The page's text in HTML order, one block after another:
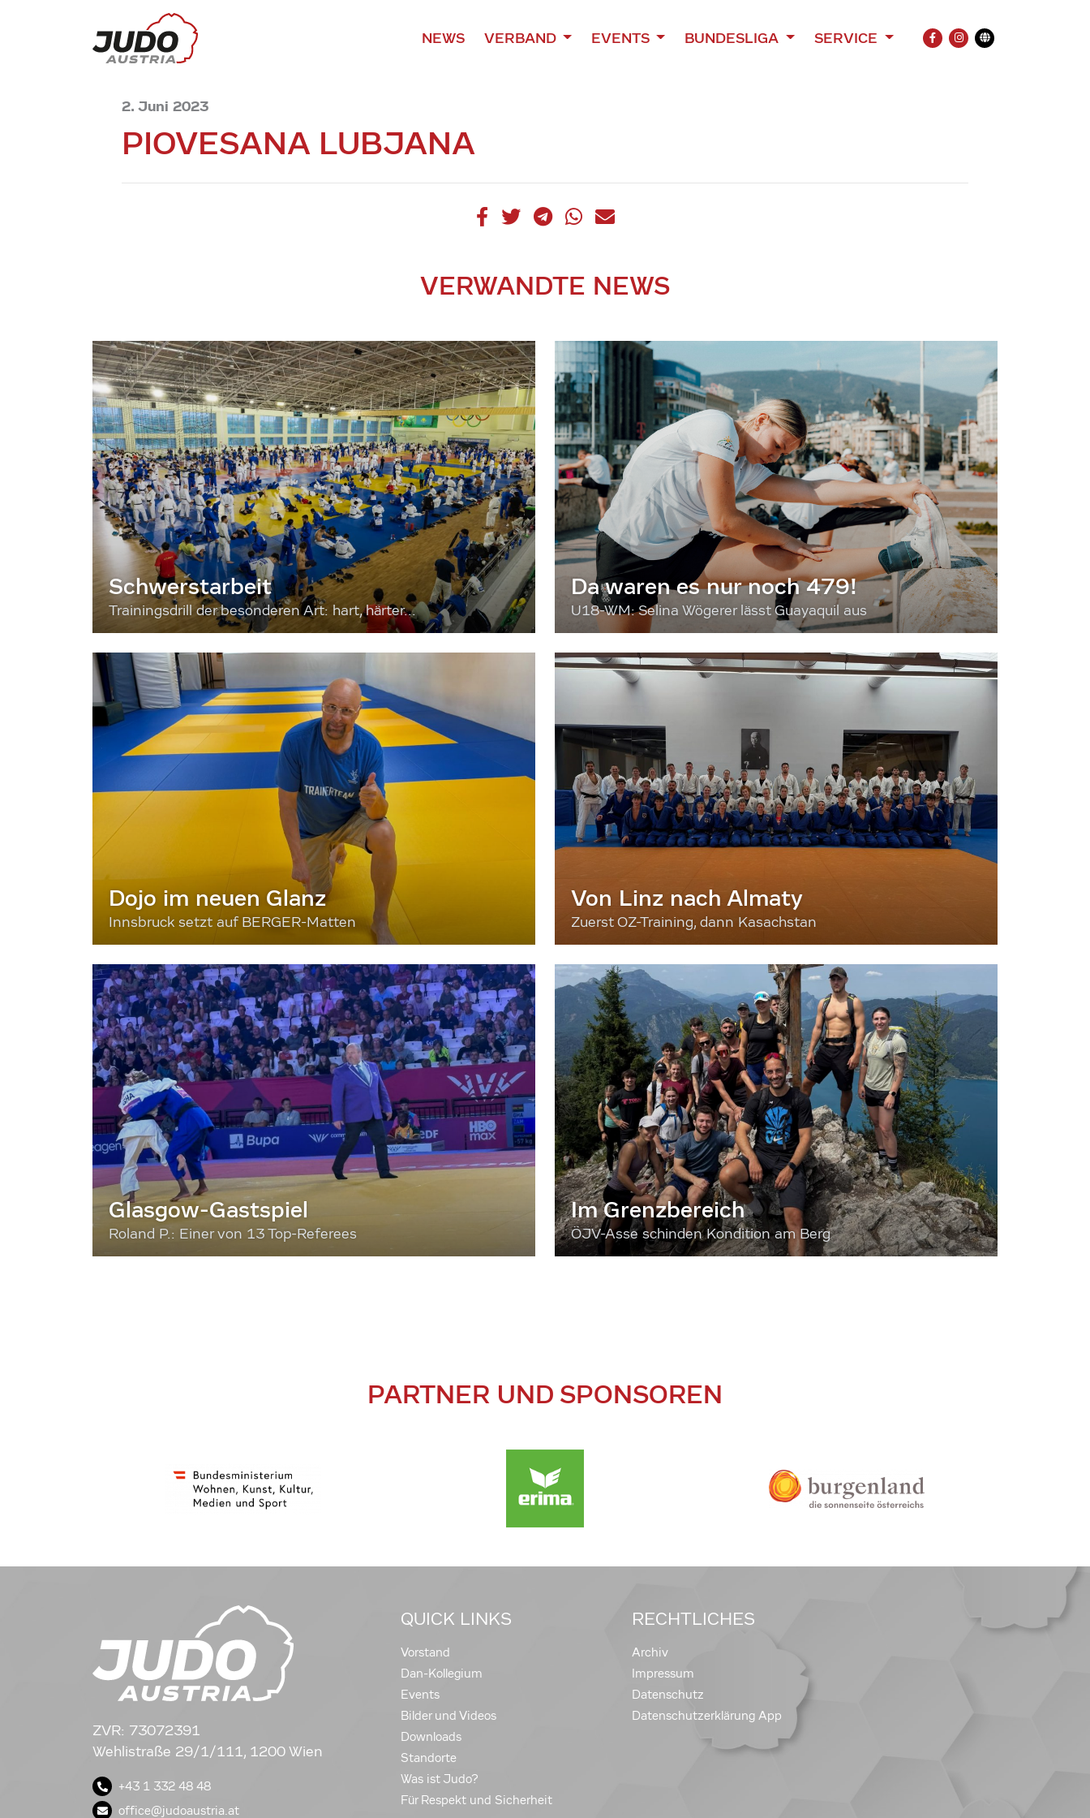
NEWS VERBAND EVENTS BUNDESLIGA SERVICE
FACEBOOK
INSTAGRAM
Übersetzung
2. Juni 2023
PIOVESANA LUBJANA
VERWANDTE NEWS
Schwerstarbeit
Trainingsdrill der besonderen Art: hart, härter...
Da waren es nur noch 479!
U18-WM: Selina Wögerer lässt Guayaquil aus
Dojo im neuen Glanz
Innsbruck setzt auf BERGER-Matten
Von Linz nach Almaty
Zuerst OZ-Training, dann Kasachstan
Glasgow-Gastspiel
Roland P.: Einer von 13 Top-Referees
Im Grenzbereich
ÖJV-Asse schinden Kondition am Berg
PARTNER UND SPONSOREN
ZVR: 73072391
Wehlistraße 29/1/111, 1200 Wien
+43 1 332 48 48
office@judoaustria.at
QUICK LINKS
Vorstand
Dan-Kollegium
Events
Bilder und Videos
Downloads
Standorte
Was ist Judo?
Für Respekt und Sicherheit
RECHTLICHES
Archiv
Impressum
Datenschutz
Datenschutzerklärung App